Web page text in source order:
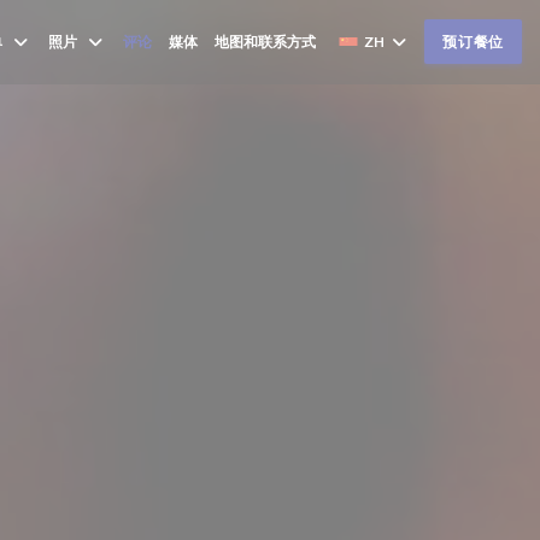
照片 评论 媒体 地图和联系方式 ZH 预订餐位